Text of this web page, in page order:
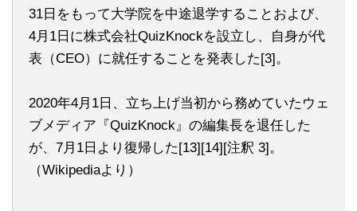
31日をもって大学院を中途退学することおよび、
4月1日に株式会社QuizKnockを設立し、自身が代
表（CEO）に就任することを発表した[3]。
2020年4月1日、立ち上げ当初から務めていたウェ
ブメディア『QuizKnock』の編集長を退任した
が、7月1日より復帰した[13][14][注釈 3]。
（Wikipediaより）